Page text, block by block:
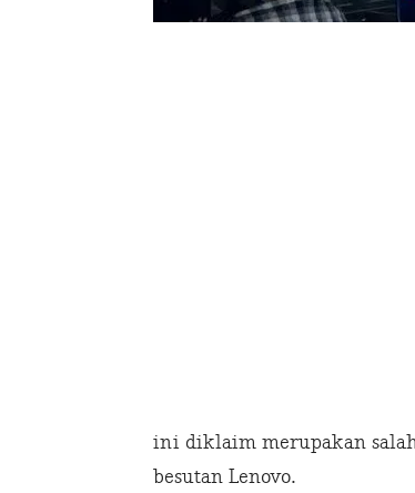
ini diklaim merupakan
besutan Lenovo.